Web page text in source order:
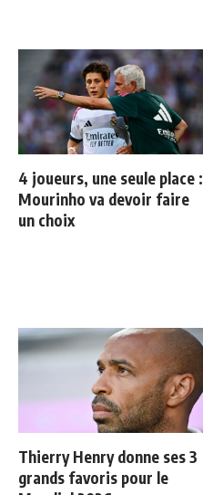
4 joueurs, une seule place :
Mourinho va devoir faire
un choix
Thierry Henry donne ses 3
grands favoris pour le